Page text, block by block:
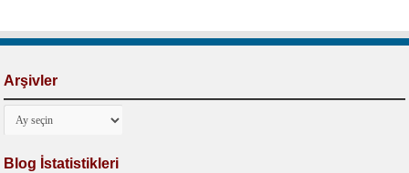
Arşivler
Arşivler
Blog İstatistikleri